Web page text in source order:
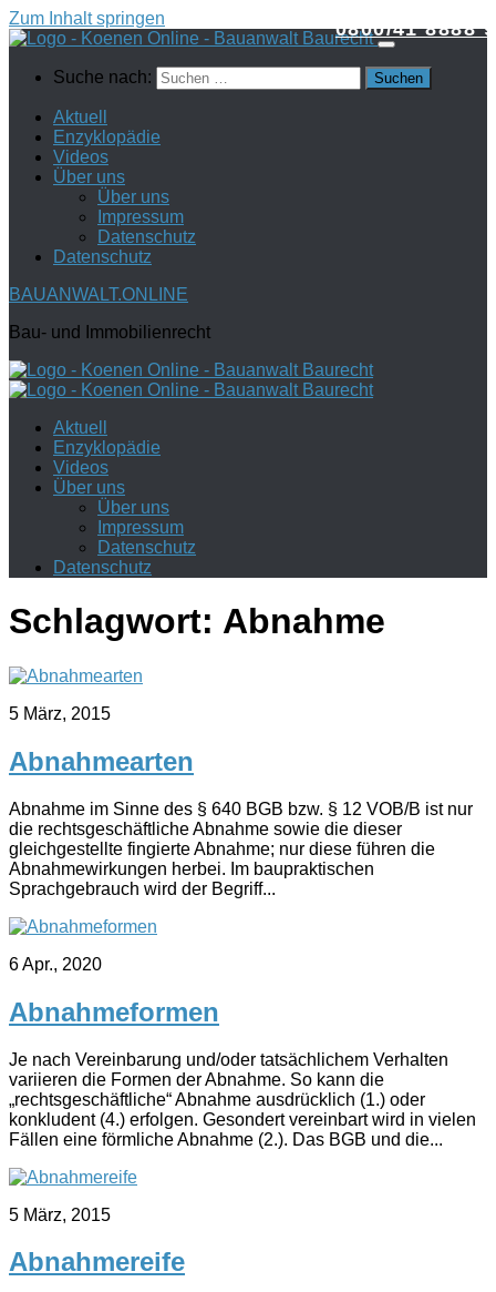
Zum Inhalt springen
Suche nach:
Aktuell
Enzyklopädie
Videos
Über uns
Über uns
Impressum
Datenschutz
Datenschutz
BAUANWALT.ONLINE
Bau- und Immobilienrecht
Aktuell
Enzyklopädie
Videos
Über uns
Über uns
Impressum
Datenschutz
Datenschutz
0800/41 8888 9
Schlagwort: Abnahme
5 März, 2015
Abnahmearten
Abnahme im Sinne des § 640 BGB bzw. § 12 VOB/B ist nur
die rechtsgeschäftliche Abnahme sowie die dieser
gleichgestellte fingierte Abnahme; nur diese führen die
Abnahmewirkungen herbei. Im baupraktischen
Sprachgebrauch wird der Begriff...
6 Apr., 2020
Abnahmeformen
Je nach Vereinbarung und/oder tatsächlichem Verhalten
variieren die Formen der Abnahme. So kann die
„rechtsgeschäftliche“ Abnahme ausdrücklich (1.) oder
konkludent (4.) erfolgen. Gesondert vereinbart wird in vielen
Fällen eine förmliche Abnahme (2.). Das BGB und die...
5 März, 2015
Abnahmereife